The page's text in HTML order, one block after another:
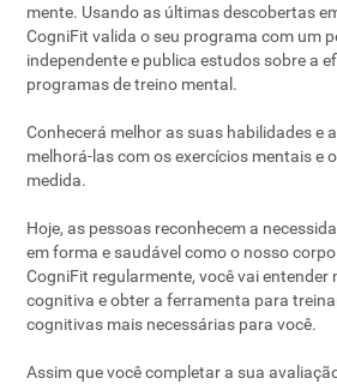
mente. Usando as últimas descobertas
CogniFit valida o seu programa com um
independente e publica estudos sobre a
programas de treino mental.
Conhecerá melhor as suas habilidades e
melhorá-las com os exercícios mentais e o
medida.
Hoje, as pessoas reconhecem a
em forma e saudável como o nosso
CogniFit regularmente, você vai entender
cognitiva e obter a ferramenta para
cognitivas mais necessárias para você.
Assim que você completar a sua